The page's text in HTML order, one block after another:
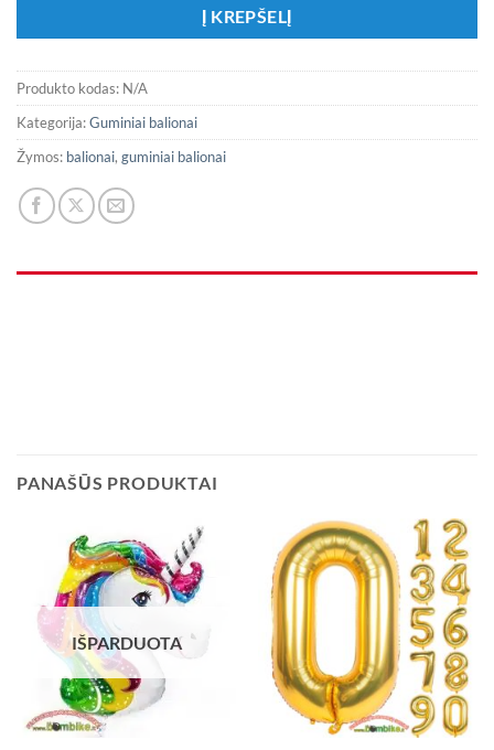
Į KREPŠELĮ
Produkto kodas: N/A
Kategorija:Guminiai balionai
Žymos: balionai, guminiai balionai
PANAŠŪS PRODUKTAI
IŠPARDUOTA